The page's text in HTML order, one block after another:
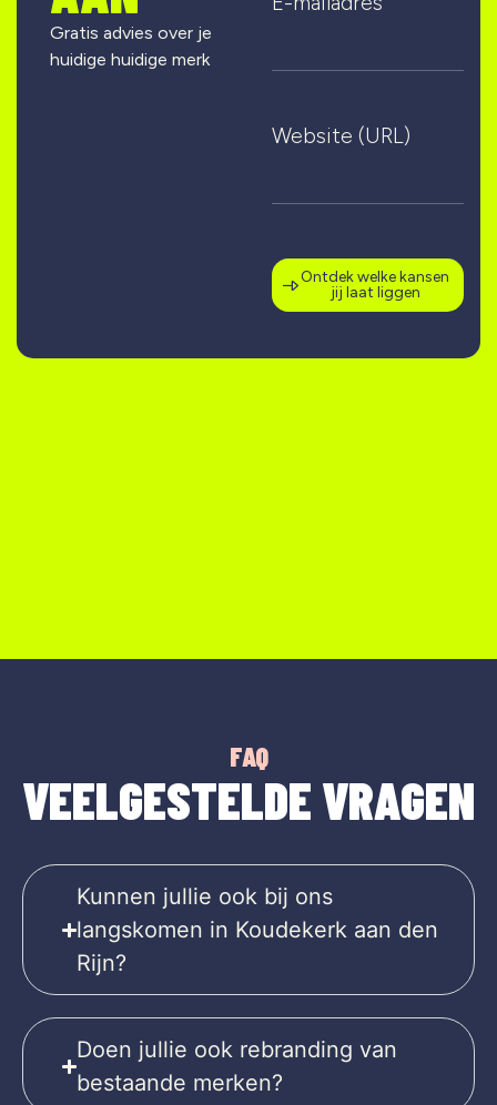
Gratis advies over je
huidige huidige merk
Website (URL)
Ontdek welke kansen
jij laat liggen
FAQ
VEELGESTELDE VRAGEN
Kunnen jullie ook bij ons
langskomen in Koudekerk aan den
Rijn?
Doen jullie ook rebranding van
bestaande merken?